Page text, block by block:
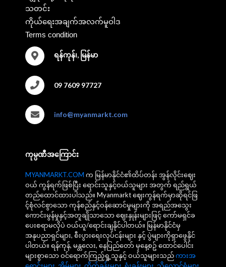
သတင်း
ကိုယ်ရေးအချက်အလက်မူဝါဒ
Terms condition
ရန်ကုန်၊, မြန်မာ
09 7609 97727
info@myanmarkt.com
ကုမ္ပဏီအကြောင်း
MYANMARKT.COM က မြန်မာနိုင်ငံ၏ထိပ်တန်း အွန်လိုင်းဈေး
ဝယ် ကွန်ရက်ဖြစ်ပြီး ရောင်းသူနှင့်ဝယ်သူများ အတွက် ရည်ရွယ်
တည်ထောင်ထားပါသည်။ Myanmarkt ဈေးကွန်ရက်မှာဆိုရင်ဖြ
င့်စုံလင်စွာသော ကုန်စည်နှင့်ဝန်ဆောင်မှုများကို အရည်အသွေး
ကောင်းမွန်မှုနှင့်အတူချိုသာသော ဈေးနှုန်းများဖြင့် ကော်မရှင်ခ
ပေးစရာမလိုပဲ ဝယ်ယူ/ရောင်းချနိုင်ပါတယ်။ မြန်မာနိုင်ငံမှ
အနုပညာရှင်များ, စီးပွားရေးလုပ်ငန်းများ နှင့် ပွဲများကိုရှာဖွေနိုင်
ပါတယ်။ ရန်ကုန်, မန္တလေး, နေပြည်တော် မှနေ့စဥ် ထောင်ပေါင်း
များစွာသော ဝင်ရောက်ကြည့်ရှု့သူနှင့် ဝယ်သူများသည်ကားအ
ရောင်းများ အိမ်များ တိုက်ခန်းများ ရုံးခန်းများ သိုလှောင်ရုံများ